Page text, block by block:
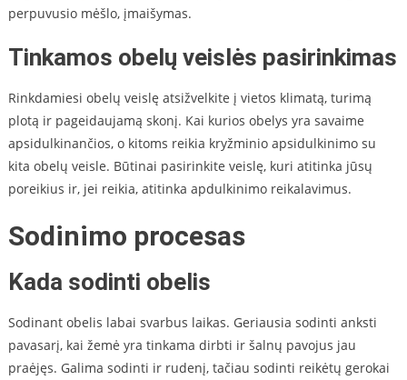
perpuvusio mėšlo, įmaišymas.
Tinkamos obelų veislės pasirinkimas
Rinkdamiesi obelų veislę atsižvelkite į vietos klimatą, turimą
plotą ir pageidaujamą skonį. Kai kurios obelys yra savaime
apsidulkinančios, o kitoms reikia kryžminio apsidulkinimo su
kita obelų veisle. Būtinai pasirinkite veislę, kuri atitinka jūsų
poreikius ir, jei reikia, atitinka apdulkinimo reikalavimus.
Sodinimo procesas
Kada sodinti obelis
Sodinant obelis labai svarbus laikas. Geriausia sodinti anksti
pavasarį, kai žemė yra tinkama dirbti ir šalnų pavojus jau
praėjęs. Galima sodinti ir rudenį, tačiau sodinti reikėtų gerokai